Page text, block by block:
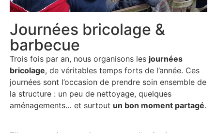
Journées bricolage &
barbecue
Trois fois par an, nous organisons les journées
bricolage, de véritables temps forts de l’année. Ces
journées sont l’occasion de prendre soin ensemble de
la structure : un peu de nettoyage, quelques
aménagements… et surtout un bon moment partagé.